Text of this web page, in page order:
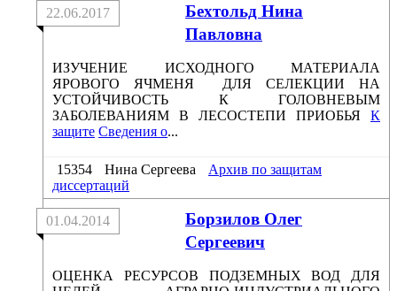
Бехтольд Нина
Павловна
22.06.2017
ИЗУЧЕНИЕ ИСХОДНОГО МАТЕРИАЛА
ЯРОВОГО ЯЧМЕНЯ ДЛЯ СЕЛЕКЦИИ НА
УСТОЙЧИВОСТЬ К ГОЛОВНЕВЫМ
ЗАБОЛЕВАНИЯМ В ЛЕСОСТЕПИ ПРИОБЬЯ К
защите Сведения о...
15354 Нина Сергеева
Архив по защитам
диссертаций
Борзилов Олег
Сергеевич
01.04.2014
ОЦЕНКА РЕСУРСОВ ПОДЗЕМНЫХ ВОД ДЛЯ